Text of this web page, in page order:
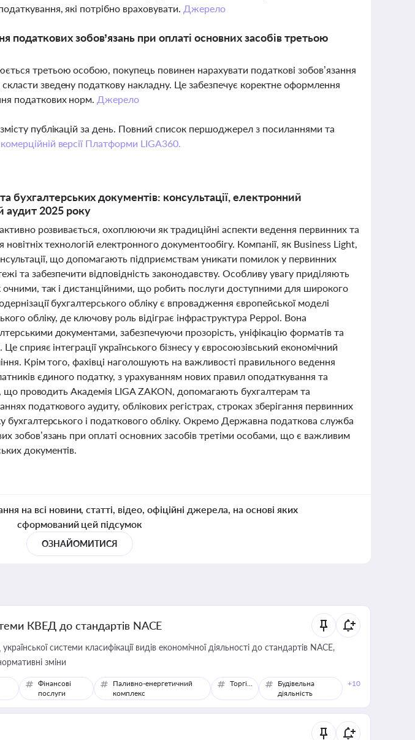
які потрібно враховувати. Джерело
податкових зобов’язань при оплаті основних засобів третьою
третьою особою, покупець повинен нарахувати податкові зобов’язання
зведену податкову накладну. Це забезпечує коректне оформлення
податкових норм. Джерело
публікацій за день. Повний список першоджерел з посиланнями та
комерційній версії Платформи LIGA360.
бухгалтерських документів: консультації, електронний
аудит 2025 року
розвивається, охоплюючи як традиційні аспекти ведення первинних та
технологій електронного документообігу. Компанії, як Business Light,
що допомагають підприємствам уникати помилок у первинних
та забезпечити відповідність законодавству. Особливу увагу приділяють
так і дистанційними, що робить послуги доступними для широкого
бухгалтерського обліку є впровадження європейської моделі
обліку, де ключову роль відіграє інфраструктура Peppol. Вона
документами, забезпечуючи прозорість, уніфікацію форматів та
сприяє інтеграції українського бізнесу у євросоюзівський економічний
Крім того, фахівці наголошують на важливості правильного ведення
єдиного податку, з урахуванням нових правил оподаткування та
що проводить Академія LIGA ZAKON, допомагають бухгалтерам та
податкового аудиту, облікових регістрах, строках зберігання первинних
бухгалтерського і податкового обліку. Окремо Державна податкова служба
зобов’язань при оплаті основних засобів третіми особами, що є важливим
документів.
на всі новини, статті, відео, офіційні джерела, на основі яких
сформований цей підсумок
ОЗНАЙОМИТИСЯ
КВЕД до стандартів NACE
системи класифікації видів економічної діяльності до стандартів NACE,
зміни
Фінансові
послуги
Паливно-енергетичний
комплекс
Торгівля
Будівельна
діяльність
+10